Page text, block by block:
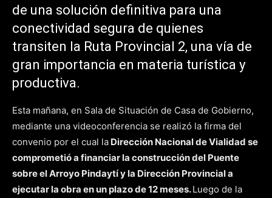
de una solución definitiva para una
conectividad segura de quienes
transiten la Ruta Provincial 2, una vía de
gran importancia en materia turística y
productiva.
Esta mañana, en Sala de Situación de Casa de Gobierno,
mediante una videoconferencia se realizó la firma del
convenio por el cual la Dirección Nacional de Vialidad se
comprometió a financiar la construcción del Puente
sobre el Arroyo Pindaytí y la Dirección Provincial a
ejecutar la obra en un plazo de 12 meses.Luego de la